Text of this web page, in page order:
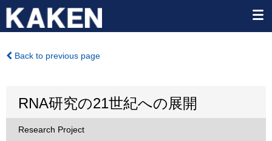
Back to previous page
RNA研究の21世紀への展開
Research Project